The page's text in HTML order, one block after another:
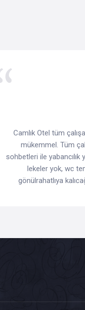
Camlık Otel tüm
mükemmel. Tüm
sohbetleri ile
lekeler yok, wc
gönülrahatlıya